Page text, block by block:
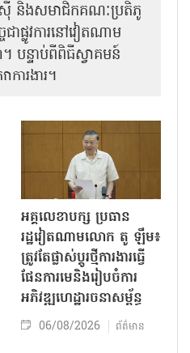
ស៊ី និងសមាជិកគណៈប្រតិភូ
ផ្លូវការនៅវៀតណាម
បន្ទាប់ពីពិធីស្វាគមន៍
ការងារ​។
អគ្គលេខាបក្ស ប្រធាន
រដ្ឋវៀតណាមលោក តូ ឡឹម៖
ត្រូវតែផ្លាស់ប្ដូរថ្មីការងារធ្វើ
ផែនការមេនិងរៀបចំការ
អភិវឌ្ឍហេដ្ឋារចនាសម្ព័ន្ធ
06/08/2026 ព័ត៌មាន